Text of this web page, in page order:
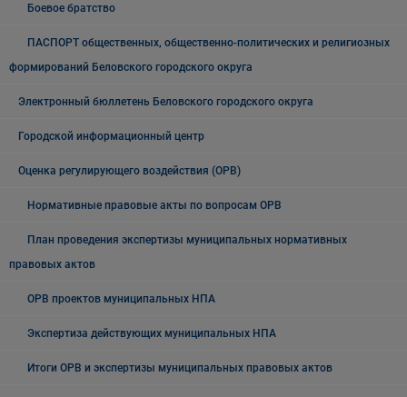
Боевое братство
ПАСПОРТ общественных, общественно-политических и религиозных
формирований Беловского городского округа
Электронный бюллетень Беловского городского округа
Городской информационный центр
Оценка регулирующего воздействия (ОРВ)
Нормативные правовые акты по вопросам ОРВ
План проведения экспертизы муниципальных нормативных
правовых актов
ОРВ проектов муниципальных НПА
Экспертиза действующих муниципальных НПА
Итоги ОРВ и экспертизы муниципальных правовых актов